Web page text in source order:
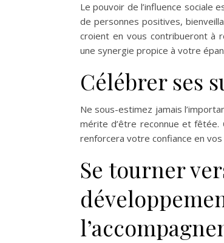
Le pouvoir de l’influence sociale
de personnes positives,
croient en vous contribueront à
une synergie propice à votre
Célébrer ses
Ne sous-estimez jamais
mérite d’être reconnue et
renforcera votre confiance en
Se tourner